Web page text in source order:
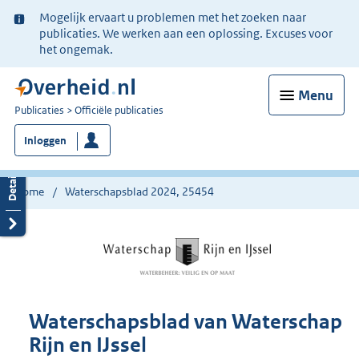
Ter
informatie:
Mogelijk ervaart u problemen met het zoeken naar
publicaties. We werken aan een oplossing. Excuses voor
het ongemak.
Menu
U
bent
nu
hier:
Publicaties Officiële publicaties
Inloggen
Home Waterschapsblad 2024, 25454
Waterschapsblad van Waterschap
Rijn en IJssel